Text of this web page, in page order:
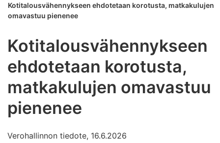
Kotitalousvähennykseen ehdotetaan korotusta, matkakulujen
omavastuu pienenee
Kotitalousvähennykseen
ehdotetaan korotusta,
matkakulujen omavastuu
pienenee
Verohallinnon tiedote, 16.6.2026